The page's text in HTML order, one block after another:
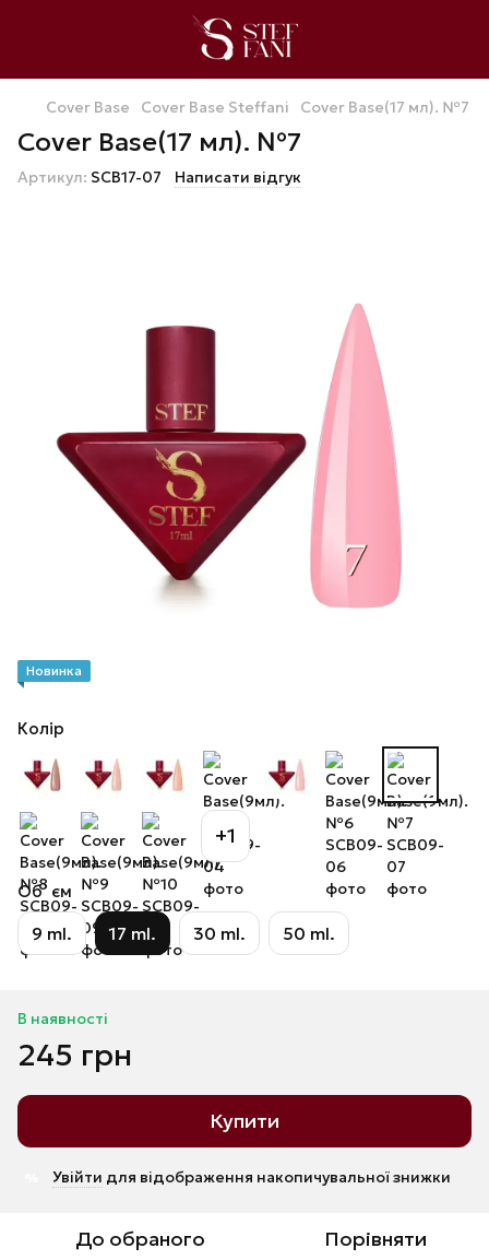
Cover Base Cover Base Steffani Cover Base(17 мл). №7
Cover Base(17 мл). №7
Артикул: SCB17-07 Написати відгук
Новинка
Колір
+1
Об`єм
9 ml. 17 ml. 30 ml. 50 ml.
В наявності
245 грн
Купити
Увійти для відображення накопичувальної знижки
До обраного Порівняти